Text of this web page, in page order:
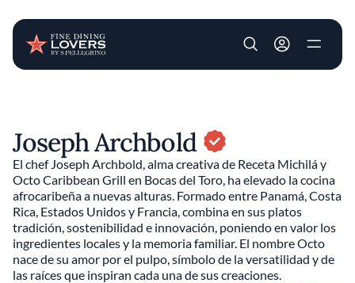
User account
Joseph Archbold
El chef Joseph Archbold, alma creativa de Receta Michilá y
Octo Caribbean Grill en Bocas del Toro, ha elevado la cocina
afrocaribeña a nuevas alturas. Formado entre Panamá, Costa
Rica, Estados Unidos y Francia, combina en sus platos
tradición, sostenibilidad e innovación, poniendo en valor los
ingredientes locales y la memoria familiar. El nombre Octo
nace de su amor por el pulpo, símbolo de la versatilidad y de
las raíces que inspiran cada una de sus creaciones.